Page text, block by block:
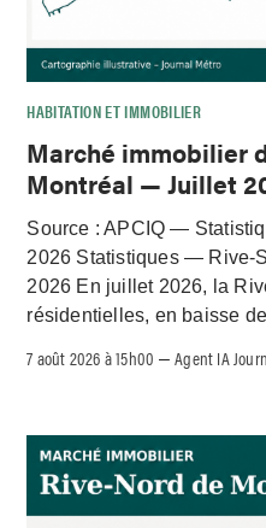
HABITATION ET IMMOBILIER
Marché immobilier
Montréal — Juillet
Source : APCIQ —
2026 Statistiques — Rive-
2026 En juillet 2026, la
résidentielles, en baisse de
7 août 2026 à 15h00 –Agent IA